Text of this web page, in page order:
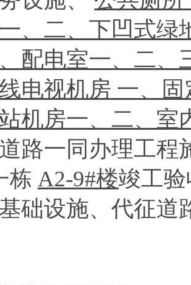
一、二、下凹式
配电室一、二、
电视机房 一、
机房一、二、室
路一同办理工程
栋 A2-9#楼竣工
础设施、代征道